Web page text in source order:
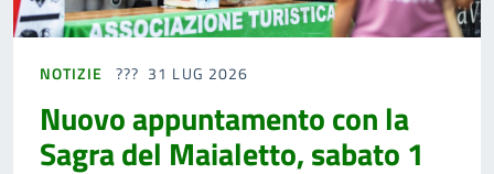
NOTIZIE 31 LUG 2026
Nuovo appuntamento con la
Sagra del Maialetto, sabato 1